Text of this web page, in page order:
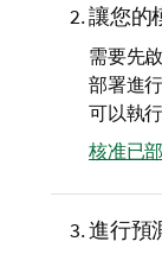
讓您的
需要先
部署進
可以執
核准已
進行預